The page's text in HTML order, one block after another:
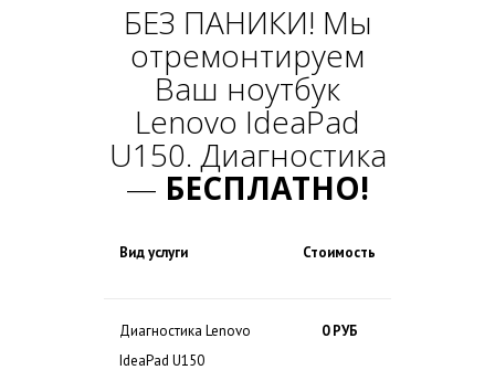
БЕЗ ПАНИКИ! Мы
отремонтируем
Ваш ноутбук
Lenovo IdeaPad
U150. Диагностика
— БЕСПЛАТНО!
Вид услуги Стоимость
Диагностика Lenovo
IdeaPad U150
0 РУБ